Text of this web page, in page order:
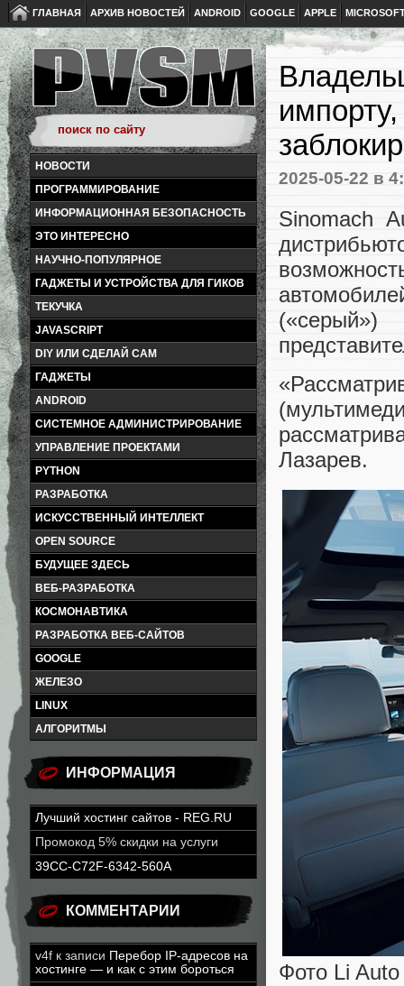
ГЛАВНАЯ АРХИВ НОВОСТЕЙ ANDROID GOOGLE APPLE
НОВОСТИ
ПРОГРАММИРОВАНИЕ
ИНФОРМАЦИОННАЯ БЕЗОПАСНОСТЬ
ЭТО ИНТЕРЕСНО
НАУЧНО-ПОПУЛЯРНОЕ
ГАДЖЕТЫ И УСТРОЙСТВА ДЛЯ ГИКОВ
ТЕКУЧКА
JAVASCRIPT
DIY ИЛИ СДЕЛАЙ САМ
ГАДЖЕТЫ
ANDROID
СИСТЕМНОЕ АДМИНИСТРИРОВАНИЕ
УПРАВЛЕНИЕ ПРОЕКТАМИ
PYTHON
РАЗРАБОТКА
ИСКУССТВЕННЫЙ ИНТЕЛЛЕКТ
OPEN SOURCE
БУДУЩЕЕ ЗДЕСЬ
ВЕБ-РАЗРАБОТКА
КОСМОНАВТИКА
РАЗРАБОТКА ВЕБ-САЙТОВ
GOOGLE
ЖЕЛЕЗО
LINUX
АЛГОРИТМЫ
ИНФОРМАЦИЯ
Лучший хостинг сайтов - REG.RU
Промокод 5% скидки на услуги
39CC-C72F-6342-560A
КОММЕНТАРИИ
v4f к записи Перебор IP-адресов на
хостинге — и как с этим бороться
2025-05-22 в
Sinomach
Лазарев.
Фото Li Auto